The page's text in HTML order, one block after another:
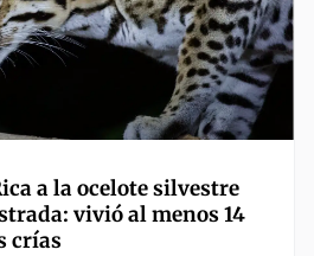
a la ocelote silvestre
vivió al menos 14
crías